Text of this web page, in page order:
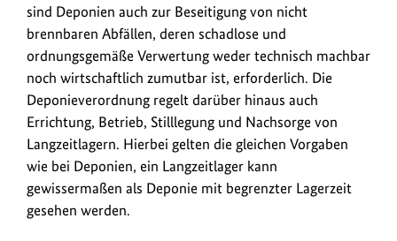
sind Deponien auch zur Beseitigung von nicht
brennbaren Abfällen, deren schadlose und
ordnungsgemäße Verwertung weder technisch machbar
noch wirtschaftlich zumutbar ist, erforderlich. Die
Deponieverordnung regelt darüber hinaus auch
Errichtung, Betrieb, Stilllegung und Nachsorge von
Langzeitlagern. Hierbei gelten die gleichen Vorgaben
wie bei Deponien, ein Langzeitlager kann
gewissermaßen als Deponie mit begrenzter Lagerzeit
gesehen werden.